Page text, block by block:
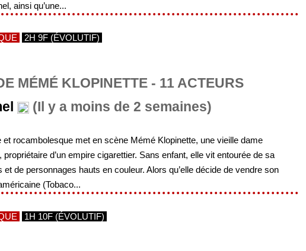
ainsi qu’une...
2H 9F (ÉVOLUTIF)
MÉMÉ KLOPINETTE - 11 ACTEURS
(Il y a moins de 2 semaines)
et rocambolesque met en scène Mémé Klopinette, une vieille dame
d’un empire cigarettier. Sans enfant, elle vit entourée de sa
de personnages hauts en couleur. Alors qu’elle décide de vendre son
(Tobaco...
1H 10F (ÉVOLUTIF)